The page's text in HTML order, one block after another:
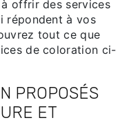
offrir des services
répondent à vos
tout ce que
de coloration ci-
PROPOSÉS
ET